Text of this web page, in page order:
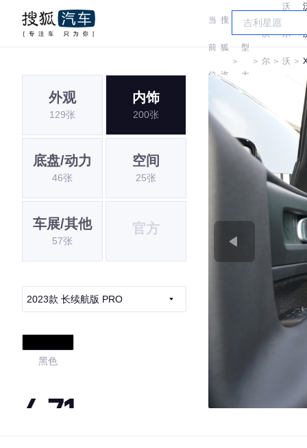
当
前
位
搜
狐
汽
＞
车
型
大
＞
沃
尔 ＞
沃
尔
沃 ＞
外观
129张
内饰
200张
底盘/动力
46张
空间
25张
车展/其他
57张
官方
2023款 长续航版 PRO
黑色
4.71